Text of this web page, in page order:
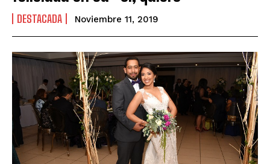
DESTACADA Noviembre 11, 2019